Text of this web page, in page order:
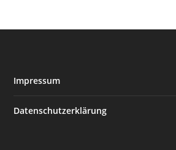
Impressum
Datenschutzerklärung